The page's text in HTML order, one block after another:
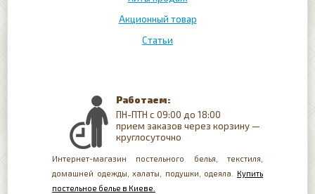
Акционный товар
Статьи
Работаем:
ПН-ПТН с 09:00 до 18:00
прием заказов через корзину —
круглосуточно
Интернет-магазин постельного белья, текстиля,
домашней одежды, халаты, подушки, одеяла. Купить
постельное белье в Киеве.